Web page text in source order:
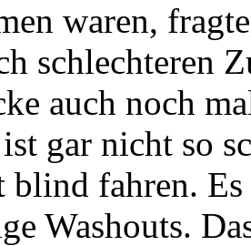
waren,
schlechteren
auch noch
gar nicht so
blind fahren. Es
Washouts.